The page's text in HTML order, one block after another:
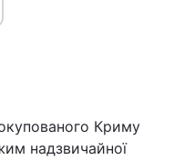
Криму
надзвичайної